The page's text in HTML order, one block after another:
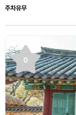
주차유무
0